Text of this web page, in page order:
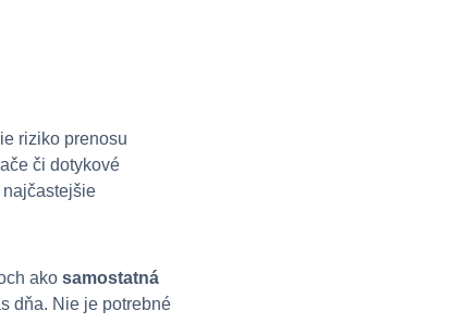
riziko prenosu
či dotykové
najčastejšie
ako samostatná
dňa. Nie je potrebné